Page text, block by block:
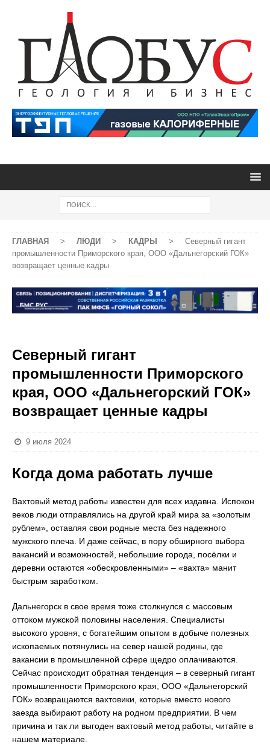
ГЛАВНАЯ > ЛЮДИ > КАДРЫ >
Cеверный гигант
промышленности Приморского края, ООО «Дальнегорский ГОК»
возвращает ценные кадры
Cеверный гигант
промышленности Приморского
края, ООО «Дальнегорский ГОК»
возвращает ценные кадры
9 июля 2024
Когда дома работать лучше
Вахтовый метод работы известен для всех издавна. Испокон
веков люди отправлялись на другой край мира за «золотым
рублем», оставляя свои родные места без надежного
мужского плеча. И даже сейчас, в пору обширного выбора
вакансий и возможностей, небольшие города, посёлки и
деревни остаются «обескровленными» – «вахта» манит
быстрым заработком.
Дальнегорск в свое время тоже столкнулся с массовым
оттоком мужской половины населения. Специалисты
высокого уровня, с богатейшим опытом в добыче полезных
ископаемых потянулись на север нашей родины, где
вакансии в промышленной сфере щедро оплачиваются.
Сейчас происходит обратная тенденция – в северный гигант
промышленности Приморского края, ООО «Дальнегорский
ГОК» возвращаются вахтовики, которые вместо нового
заезда выбирают работу на родном предприятии. В чем
причина и так ли выгоден вахтовый метод работы, читайте в
нашем материале.